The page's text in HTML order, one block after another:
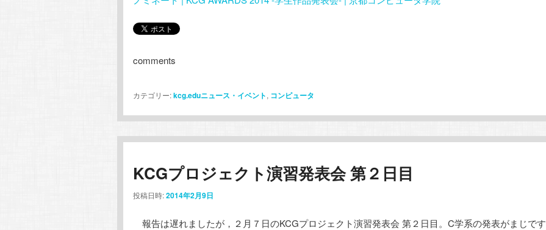
comments
カテゴリー:kcg.eduニュース・イベント, コンピュータ
KCGプロジェクト演習発表会 第２日目
投稿日時:2014年2月9日
報告は遅れましたが，２月７日のKCGプロジェクト演習発表会 第２日目。C学系の発表がまじです